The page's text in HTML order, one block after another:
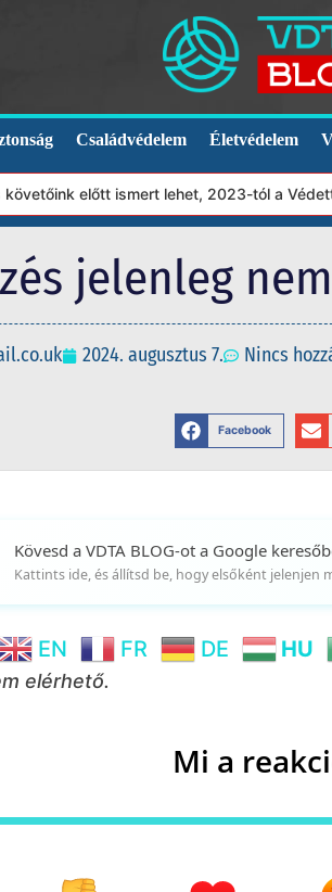
Családvédelem Életvédelem
előtt ismert lehet, 2023-tól a Védett
jelenleg
2024. augusztus 7. Nincs
Facebook
Kövesd a VDTA BLOG-ot a Google
Kattints ide, és állítsd be, hogy elsőként jelenjen
EN FR DE HU
elérhető.
Mi a